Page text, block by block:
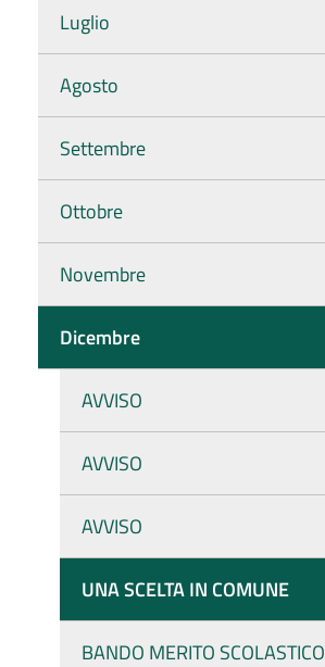
Luglio
Agosto
Settembre
Ottobre
Novembre
Dicembre
AVVISO
AVVISO
AVVISO
UNA SCELTA IN COMUNE
BANDO MERITO SCOLASTICO